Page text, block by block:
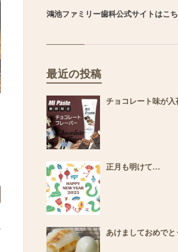
鴻池ファミリー歯科公式サイトはこ
最近の投稿
チョコレート味が入
正月も明けて…
あけましておめでと